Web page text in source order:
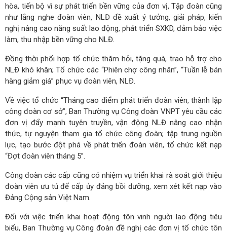
hòa, tiến bộ vì sự phát triển bền vững của đơn vị, Tập đoàn cũng
như lắng nghe đoàn viên, NLĐ đề xuất ý tưởng, giải pháp, kiến
nghị nâng cao năng suất lao động, phát triển SXKD, đảm bảo việc
làm, thu nhập bền vững cho NLĐ.
Đồng thời phối hợp tổ chức thăm hỏi, tặng quà, trao hỗ trợ cho
NLĐ khó khăn; Tổ chức các “Phiên chợ công nhân”, “Tuần lễ bán
hàng giảm giá” phục vụ đoàn viên, NLĐ.
Về việc tổ chức “Tháng cao điểm phát triển đoàn viên, thành lập
công đoàn cơ sở”, Ban Thường vụ Công đoàn VNPT yêu cầu các
đơn vị đẩy mạnh tuyên truyền, vận động NLĐ nâng cao nhận
thức, tự nguyện tham gia tổ chức công đoàn; tập trung nguồn
lực, tạo bước đột phá về phát triển đoàn viên, tổ chức kết nạp
“Đợt đoàn viên tháng 5”.
Công đoàn các cấp cũng có nhiệm vụ triển khai rà soát giới thiệu
đoàn viên ưu tú để cấp ủy đảng bồi dưỡng, xem xét kết nạp vào
Đảng Cộng sản Việt Nam.
Đối với việc triển khai hoạt động tôn vinh nguời lao động tiêu
biểu, Ban Thường vụ Công đoàn đề nghị các đơn vị tổ chức tôn